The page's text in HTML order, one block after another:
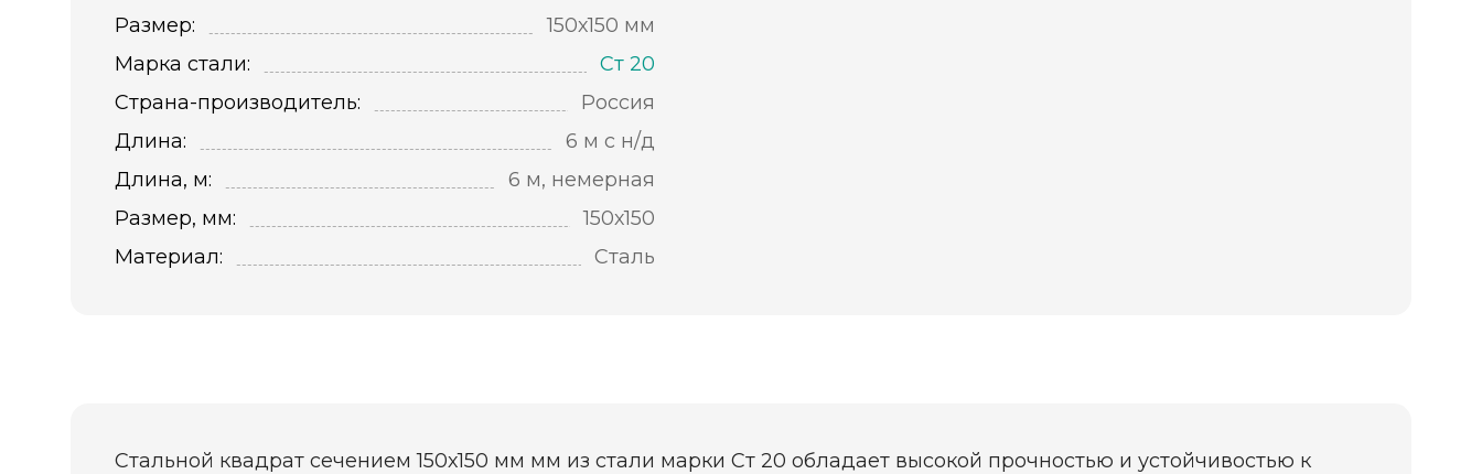
Размер:
150х150 мм
Марка стали:
Ст 20
Страна-производитель:
Россия
Длина:
6 м с н/д
Длина, м:
6 м, немерная
Размер, мм:
150х150
Материал:
Сталь
Стальной квадрат сечением 150х150 мм мм из стали марки Ст 20 обладает высокой прочностью и устойчивостью к